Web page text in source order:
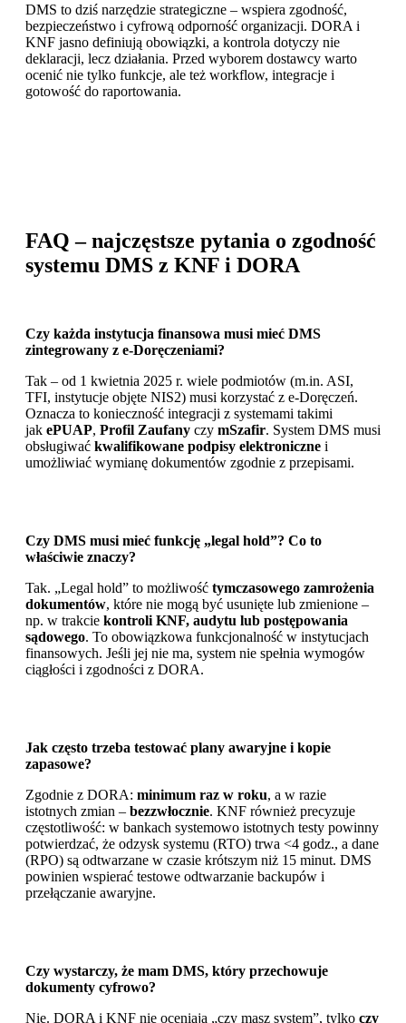
DMS to dziś narzędzie strategiczne – wspiera zgodność,
bezpieczeństwo i cyfrową odporność organizacji. DORA i
KNF jasno definiują obowiązki, a kontrola dotyczy nie
deklaracji, lecz działania. Przed wyborem dostawcy warto
ocenić nie tylko funkcje, ale też workflow, integracje i
gotowość do raportowania.
FAQ – najczęstsze pytania o zgodność
systemu DMS z KNF i DORA
Czy każda instytucja finansowa musi mieć DMS
zintegrowany z e-Doręczeniami?
Tak – od 1 kwietnia 2025 r. wiele podmiotów (m.in. ASI,
TFI, instytucje objęte NIS2) musi korzystać z e-Doręczeń.
Oznacza to konieczność integracji z systemami takimi
jak ePUAP, Profil Zaufany czy mSzafir. System DMS musi
obsługiwać kwalifikowane podpisy elektroniczne i
umożliwiać wymianę dokumentów zgodnie z przepisami.
Czy DMS musi mieć funkcję „legal hold”? Co to
właściwie znaczy?
Tak. „Legal hold” to możliwość tymczasowego zamrożenia
dokumentów, które nie mogą być usunięte lub zmienione –
np. w trakcie kontroli KNF, audytu lub postępowania
sądowego. To obowiązkowa funkcjonalność w instytucjach
finansowych. Jeśli jej nie ma, system nie spełnia wymogów
ciągłości i zgodności z DORA.
Jak często trzeba testować plany awaryjne i kopie
zapasowe?
Zgodnie z DORA: minimum raz w roku, a w razie
istotnych zmian – bezzwłocznie. KNF również precyzuje
częstotliwość: w bankach systemowo istotnych testy powinny
potwierdzać, że odzysk systemu (RTO) trwa <4 godz., a dane
(RPO) są odtwarzane w czasie krótszym niż 15 minut. DMS
powinien wspierać testowe odtwarzanie backupów i
przełączanie awaryjne.
Czy wystarczy, że mam DMS, który przechowuje
dokumenty cyfrowo?
Nie. DORA i KNF nie oceniają „czy masz system”, tylko czy